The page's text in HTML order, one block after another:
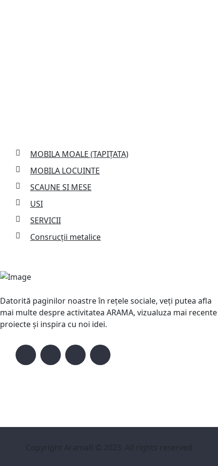
MOBILA MOALE (TAPIȚATA)
MOBILA LOCUINTE
SCAUNE SI MESE
USI
SERVICII
Consrucții metalice
Datorită paginilor noastre în rețele sociale, veți putea afla
mai multe despre activitatea ARAMA, vizualuza mai recente
proiecte și inspira cu noi idei.
Copyright AramaR © 2023. All rights reserved